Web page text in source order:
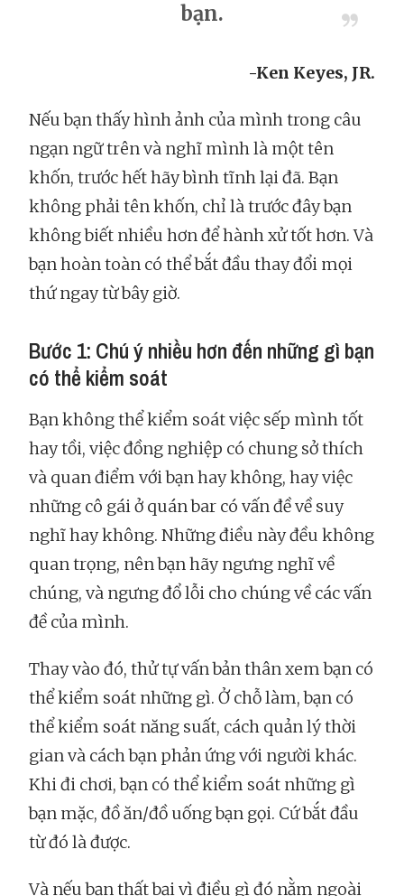
bạn.
-Ken Keyes, JR.
Nếu bạn thấy hình ảnh của mình trong câu
ngạn ngữ trên và nghĩ mình là một tên
khốn, trước hết hãy bình tĩnh lại đã. Bạn
không phải tên khốn, chỉ là trước đây bạn
không biết nhiều hơn để hành xử tốt hơn. Và
bạn hoàn toàn có thể bắt đầu thay đổi mọi
thứ ngay từ bây giờ.
Bước 1: Chú ý nhiều hơn đến những gì bạn
có thể kiểm soát
Bạn không thể kiểm soát việc sếp mình tốt
hay tồi, việc đồng nghiệp có chung sở thích
và quan điểm với bạn hay không, hay việc
những cô gái ở quán bar có vấn đề về suy
nghĩ hay không. Những điều này đều không
quan trọng, nên bạn hãy ngưng nghĩ về
chúng, và ngưng đổ lỗi cho chúng về các vấn
đề của mình.
Thay vào đó, thử tự vấn bản thân xem bạn có
thể kiểm soát những gì. Ở chỗ làm, bạn có
thể kiểm soát năng suất, cách quản lý thời
gian và cách bạn phản ứng với người khác.
Khi đi chơi, bạn có thể kiểm soát những gì
bạn mặc, đồ ăn/đồ uống bạn gọi. Cứ bắt đầu
từ đó là được.
Và nếu bạn thất bại vì điều gì đó nằm ngoài